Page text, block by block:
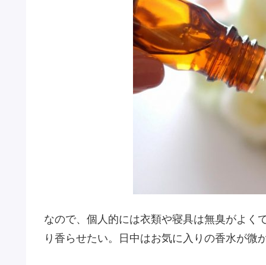
なので、個人的には衣類や寝具は無臭がよく
り香らせたい。日中はお気に入りの香水が微